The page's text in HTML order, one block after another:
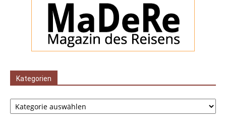
Kategorien
Kategorien